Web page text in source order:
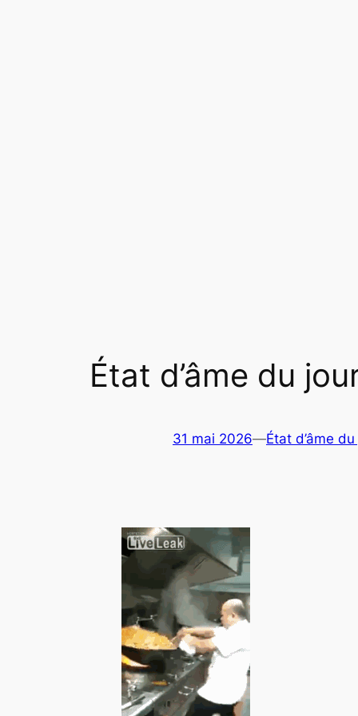
État d’âme du
31 mai 2026—État d’âme